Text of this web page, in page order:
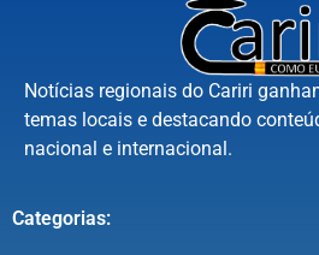
Notícias regionais do Cariri
temas locais e destacando
nacional e internacional.
Categorias: